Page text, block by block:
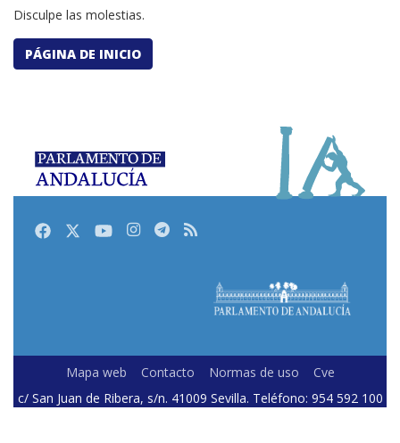
Disculpe las molestias.
PÁGINA DE INICIO
FacebookTwitterYoutubeInstagram
Telegram
RSS
Mapa web Contacto Normas de uso
Cve
c/ San Juan de Ribera, s/n. 41009 Sevilla. Teléfono: 954 592 100